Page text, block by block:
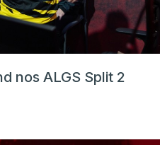
nos ALGS Split 2